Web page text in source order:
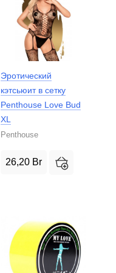
Эротический
кэтсьюит в сетку
Penthouse Love Bud
XL
Penthouse
26,20 Br